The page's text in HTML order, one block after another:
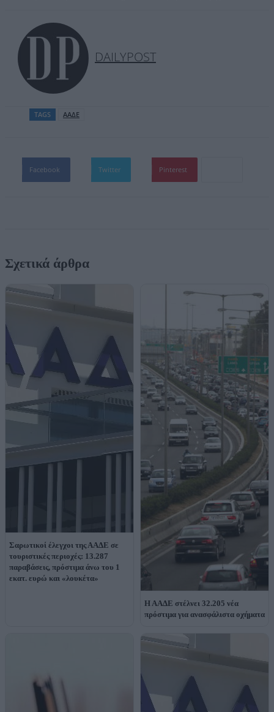
DAILYPOST
TAGS ΑΑΔΕ
Facebook Twitter Pinterest
Σχετικά άρθρα
Σαρωτικοί έλεγχοι της ΑΑΔΕ σε
τουριστικές περιοχές: 13.287
παραβάσεις, πρόστιμα άνω του 1
εκατ. ευρώ και «λουκέτα»
Η ΑΑΔΕ στέλνει 32.205 νέα
πρόστιμα για ανασφάλιστα οχήματα